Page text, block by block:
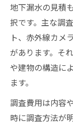
地下漏水の見積
択です。主な調
ト、赤外線カメ
があります。そ
や建物の構造に
ます。
調査費用は内容
時に調査方法が